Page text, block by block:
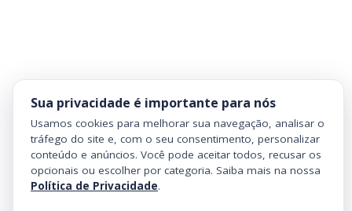
Sua privacidade é importante para nós
Usamos cookies para melhorar sua navegação, analisar o
tráfego do site e, com o seu consentimento, personalizar
conteúdo e anúncios. Você pode aceitar todos, recusar os
opcionais ou escolher por categoria. Saiba mais na nossa
Política de Privacidade.